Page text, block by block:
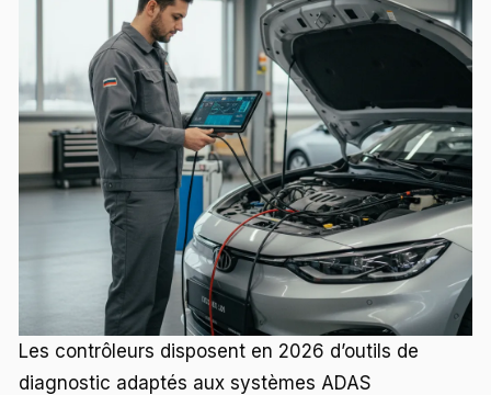
Les contrôleurs disposent en 2026 d’outils de
diagnostic adaptés aux systèmes ADAS